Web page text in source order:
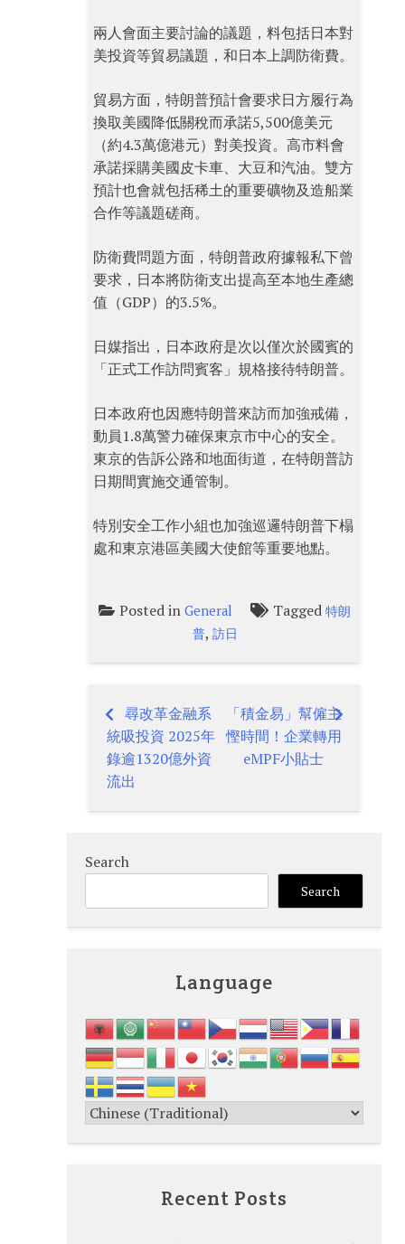
兩人會面主要討論的議題，料包括日本對
美投資等貿易議題，和日本上調防衛費。
貿易方面，特朗普預計會要求日方履行為
換取美國降低關稅而承諾5,500億美元
（約4.3萬億港元）對美投資。高市料會
承諾採購美國皮卡車、大豆和汽油。雙方
預計也會就包括稀土的重要礦物及造船業
合作等議題磋商。
防衛費問題方面，特朗普政府據報私下曾
要求，日本將防衛支出提高至本地生產總
值（GDP）的3.5%。
日媒指出，日本政府是次以僅次於國賓的
「正式工作訪問賓客」規格接待特朗普。
日本政府也因應特朗普來訪而加強戒備，
動員1.8萬警力確保東京市中心的安全。
東京的告訴公路和地面街道，在特朗普訪
日期間實施交通管制。
特別安全工作小組也加強巡邏特朗普下榻
處和東京港區美國大使館等重要地點。
Posted in General Tagged 特朗
普,訪日
Post
navigation
尋改革金融系
統吸投資 2025年
錄逾1320億外資
流出
「積金易」幫僱主
慳時間！企業轉用
eMPF小貼士
Search
Search
Language
Recent Posts